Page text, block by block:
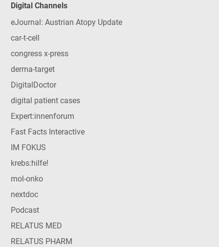
Digital Channels
eJournal: Austrian Atopy Update
car-t-cell
congress x-press
derma-target
DigitalDoctor
digital patient cases
Expert:innenforum
Fast Facts Interactive
IM FOKUS
krebs:hilfe!
mol-onko
nextdoc
Podcast
RELATUS MED
RELATUS PHARM